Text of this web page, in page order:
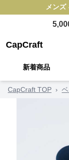
メンズ
CapCraft
新着商品
CapCraft TOP ›